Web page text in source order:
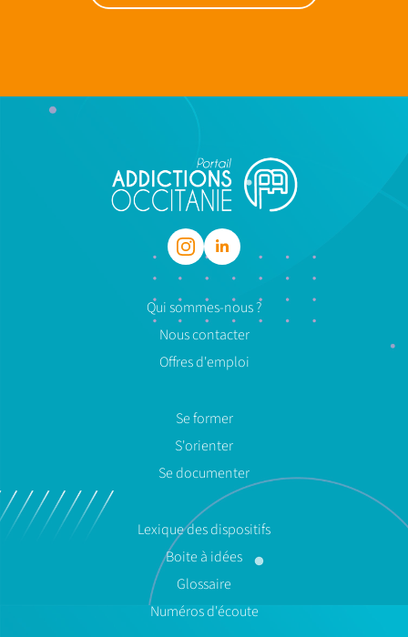
Qui sommes-nous ?
Nous contacter
Offres d'emploi
Se former
S'orienter
Se documenter
Lexique des dispositifs
Boite à idées
Glossaire
Numéros d'écoute